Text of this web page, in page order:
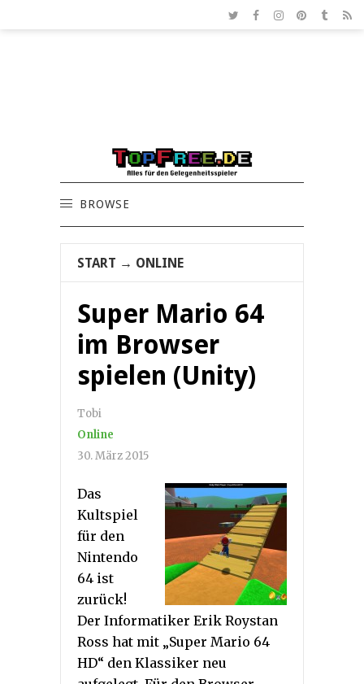
BROWSE
START → ONLINE
Super Mario 64
im Browser
spielen (Unity)
Tobi
Online
30. März 2015
Das
Kultspiel
für den
Nintendo
64 ist
zurück!
Der Informatiker Erik Roystan
Ross hat mit „Super Mario 64
HD“ den Klassiker neu